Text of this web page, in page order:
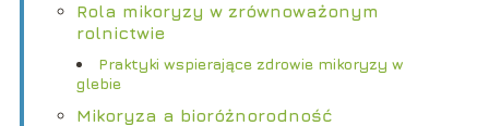
Rola mikoryzy w zrównoważonym
rolnictwie
Praktyki wspierające zdrowie mikoryzy w
glebie
Mikoryza a bioróżnorodność